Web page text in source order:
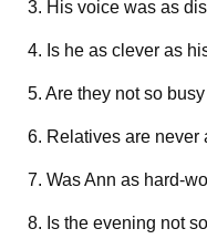
3. His voice was as
4. Is he as clever as
5. Are they not so
6. Relatives are never
7. Was Ann as hard-
8. Is the evening not